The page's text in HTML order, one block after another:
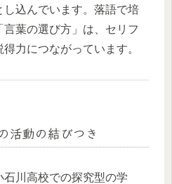
込んでいます。落語で培
葉の選び方」は、セリフ
力につながっています。
活動の結びつき
川高校での探究型の学